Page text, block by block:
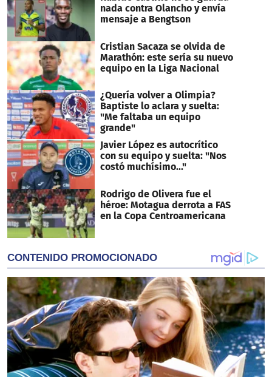
nada contra Olancho y envía
mensaje a Bengtson
Cristian Sacaza se olvida de
Marathón: este sería su nuevo
equipo en la Liga Nacional
¿Quería volver a Olimpia?
Baptiste lo aclara y suelta:
"Me faltaba un equipo
grande"
Javier López es autocrítico
con su equipo y suelta: "Nos
costó muchísimo..."
Rodrigo de Olivera fue el
héroe: Motagua derrota a FAS
en la Copa Centroamericana